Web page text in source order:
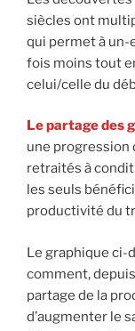
siècles ont
qui permet à un-
fois moins tout
celui/celle du
Le partage des
une progression
retraités à
les seuls
productivité du
Le graphique ci-
comment,
partage de la
d’augmenter le